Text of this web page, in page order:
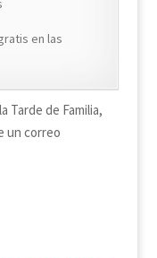
en las
Tarde de Familia,
un correo